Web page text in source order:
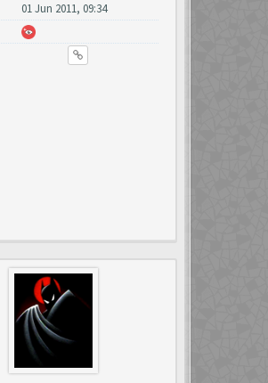
01 Jun 2011, 09:34